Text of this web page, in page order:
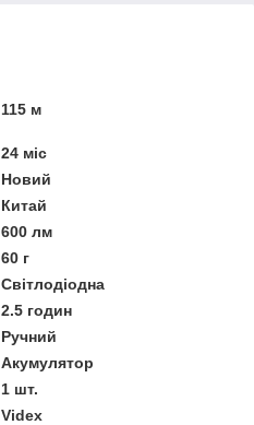
115 м
24 міс
Новий
Китай
600 лм
60 г
Світлодіодна
2.5 годин
Ручний
Акумулятор
1 шт.
Videx